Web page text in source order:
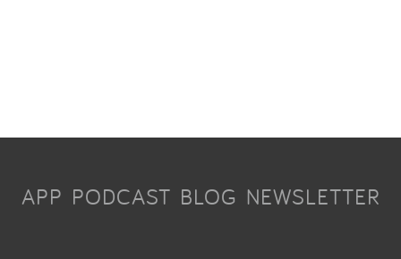
APP PODCAST BLOG NEWSLETTER